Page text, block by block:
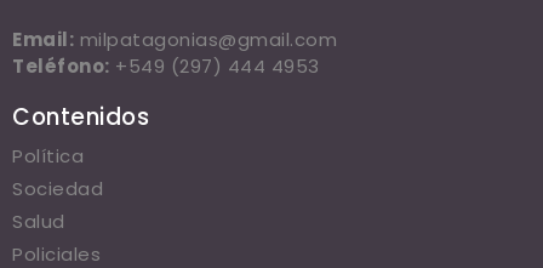
Email: milpatagonias@gmail.com
Teléfono: +549 (297) 444 4953
Contenidos
Política
Sociedad
Salud
Policiales